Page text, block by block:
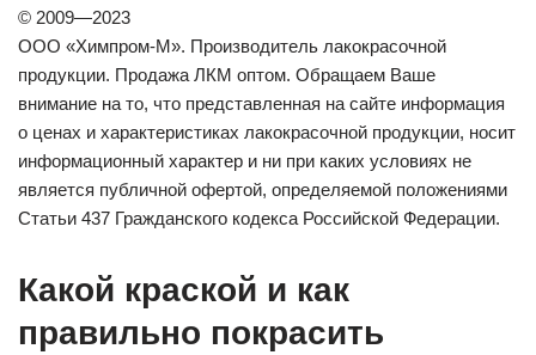
© 2009—2023
ООО «Химпром-М». Производитель лакокрасочной
продукции. Продажа ЛКМ оптом. Обращаем Ваше
внимание на то, что представленная на сайте информация
о ценах и характеристиках лакокрасочной продукции, носит
информационный характер и ни при каких условиях не
является публичной офертой, определяемой положениями
Статьи 437 Гражданского кодекса Российской Федерации.
Какой краской и как
правильно покрасить